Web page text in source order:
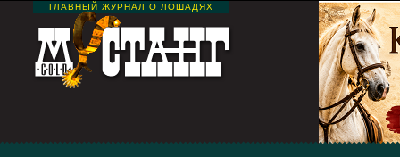
ГЛАВНЫЙ ЖУРНАЛ О ЛОШАДЯХ